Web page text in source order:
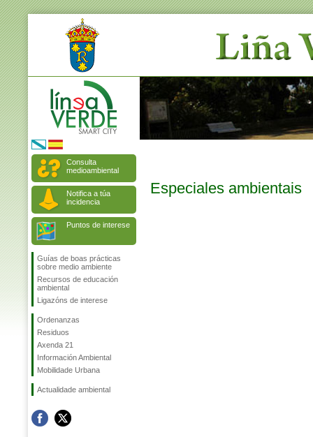
Consulta
medioambiental
Notifica a túa
incidencia
Puntos de interese
Guías de boas prácticas
sobre medio ambiente
Recursos de educación
ambiental
Ligazóns de interese
Ordenanzas
Residuos
Axenda 21
Información Ambiental
Mobilidade Urbana
Actualidade ambiental
Especiales ambientais